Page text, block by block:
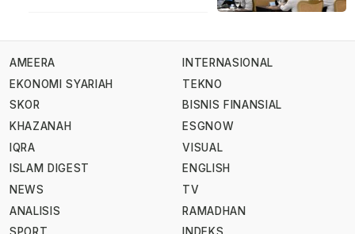
AMEERA
EKONOMI SYARIAH
SKOR
KHAZANAH
IQRA
ISLAM DIGEST
NEWS
ANALISIS
INTERNASIONAL
TEKNO
BISNIS FINANSIAL
ESGNOW
VISUAL
ENGLISH
TV
RAMADHAN